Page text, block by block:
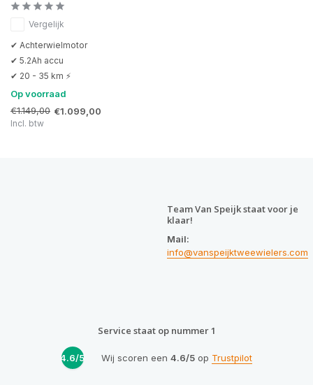
Vergelijk
✔ Achterwielmotor
✔ 5.2Ah accu
✔ 20 - 35 km ⚡
Op voorraad
€1.149,00 €1.099,00
Incl. btw
Team Van Speijk staat voor je
klaar!
Mail:
info@vanspeijktweewielers.com
Service staat op nummer 1
4.6/5 Wij scoren een 4.6/5op Trustpilot